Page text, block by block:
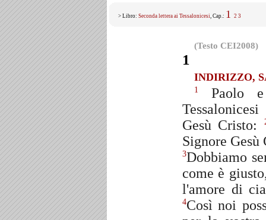
> Libro: Seconda lettera ai Tessalonicesi, Cap.: 1 2 3
(Testo CEI2008)
1
INDIRIZZO,
1
Paolo
Gesù Cristo:
Signore Gesù
3Dobbiamo
come è
l'amore di
4Così noi